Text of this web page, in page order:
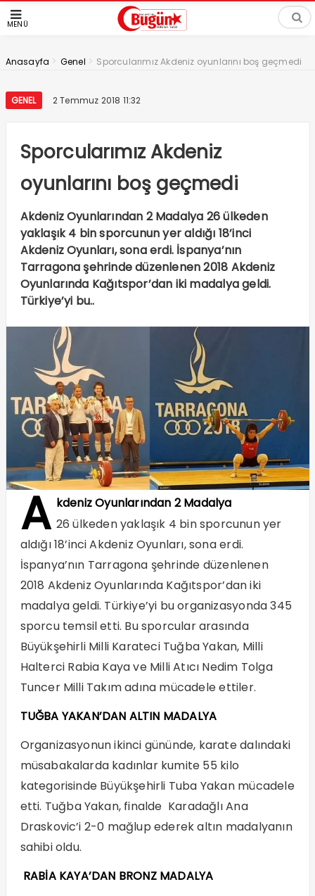
MENÜ
Anasayfa > Genel > Sporcularımız Akdeniz oyunlarını boş geçmedi
GENEL 2 Temmuz 2018 11:32
Sporcularımız Akdeniz
oyunlarını boş geçmedi
Akdeniz Oyunlarından 2 Madalya 26 ülkeden
yaklaşık 4 bin sporcunun yer aldığı 18’inci
Akdeniz Oyunları, sona erdi. İspanya’nın
Tarragona şehrinde düzenlenen 2018 Akdeniz
Oyunlarında Kağıtspor’dan iki madalya geldi.
Türkiye’yi bu..
A kdeniz Oyunlarından 2 Madalya
26 ülkeden yaklaşık 4 bin sporcunun yer
aldığı 18’inci Akdeniz Oyunları, sona erdi.
İspanya’nın Tarragona şehrinde düzenlenen
2018 Akdeniz Oyunlarında Kağıtspor’dan iki
madalya geldi. Türkiye’yi bu organizasyonda 345
sporcu temsil etti. Bu sporcular arasında
Büyükşehirli Milli Karateci Tuğba Yakan, Milli
Halterci Rabia Kaya ve Milli Atıcı Nedim Tolga
Tuncer Milli Takım adına mücadele ettiler.
TUĞBA YAKAN’DAN ALTIN MADALYA
Organizasyonun ikinci gününde, karate dalındaki
müsabakalarda kadınlar kumite 55 kilo
kategorisinde Büyükşehirli Tuba Yakan mücadele
etti. Tuğba Yakan, finalde Karadağlı Ana
Draskovic’i 2-0 mağlup ederek altın madalyanın
sahibi oldu.
RABİA KAYA’DAN BRONZ MADALYA